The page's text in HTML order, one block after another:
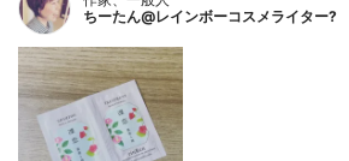
ちーたん@レインボーコスメライター?